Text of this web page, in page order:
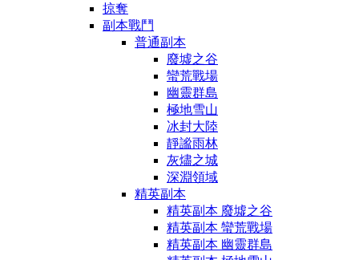
掠奪
副本戰鬥
普通副本
廢墟之谷
蠻荒戰場
幽靈群島
極地雪山
冰封大陸
靜謐雨林
灰燼之城
深淵領域
精英副本
精英副本 廢墟之谷
精英副本 蠻荒戰場
精英副本 幽靈群島